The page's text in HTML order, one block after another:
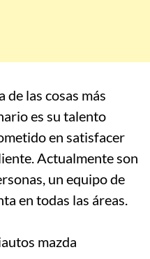
de las cosas más
es su talento
en satisfacer
Actualmente son
un equipo de
en todas las áreas.